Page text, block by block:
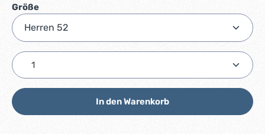
Größeauswählen
Produkt Anzahl: Gib den gewünschten Wert ein
In den Warenkorb